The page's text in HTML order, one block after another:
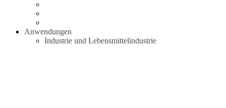
Anwendungen
Industrie und Lebensmittelindustrie